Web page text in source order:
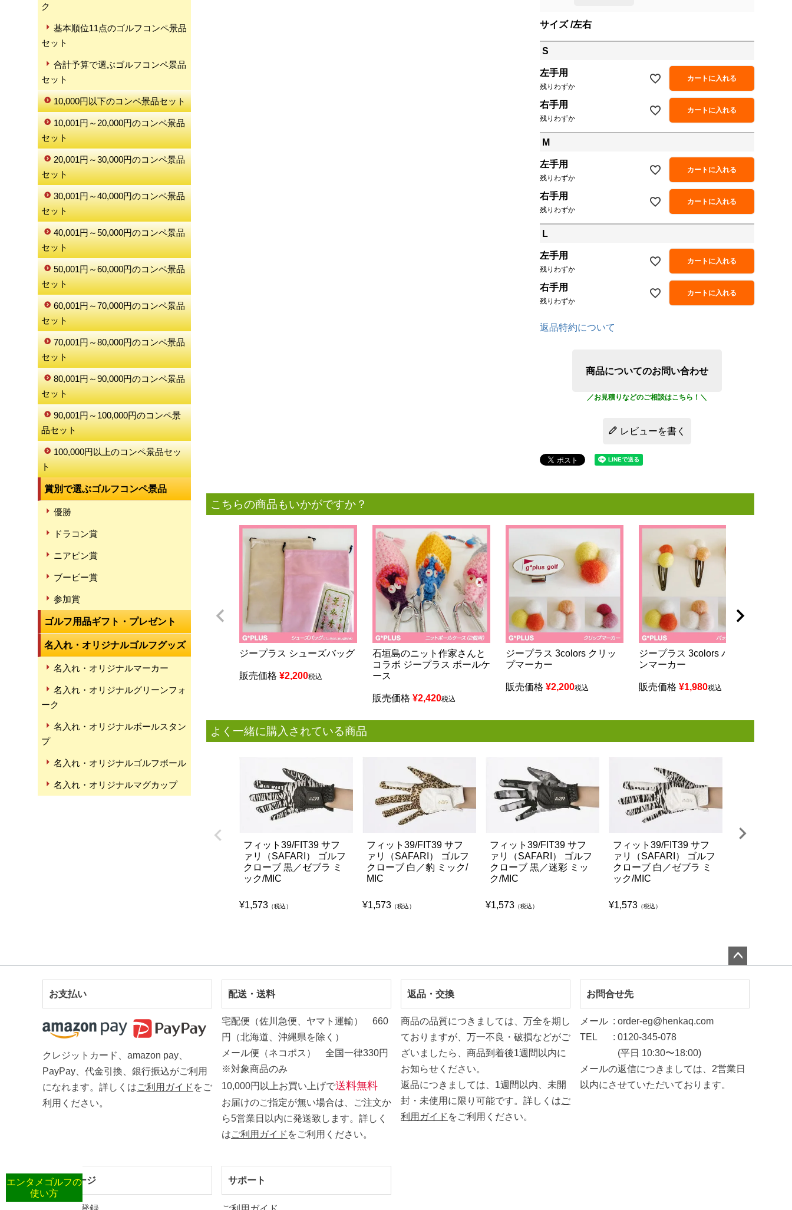
ク
基本順位11点のゴルフコンペ景品
セット
合計予算で選ぶゴルフコンペ景品
セット
10,000円以下のコンペ景品セット
10,001円～20,000円のコンペ景品
セット
20,001円～30,000円のコンペ景品
セット
30,001円～40,000円のコンペ景品
セット
40,001円～50,000円のコンペ景品
セット
50,001円～60,000円のコンペ景品
セット
60,001円～70,000円のコンペ景品
セット
70,001円～80,000円のコンペ景品
セット
80,001円～90,000円のコンペ景品
セット
90,001円～100,000円のコンペ景
品セット
100,000円以上のコンペ景品セッ
ト
賞別で選ぶゴルフコンペ景品
優勝
ドラコン賞
ニアピン賞
ブービー賞
参加賞
ゴルフ用品ギフト・プレゼント
名入れ・オリジナルゴルフグッズ
名入れ・オリジナルマーカー
名入れ・オリジナルグリーンフォ
ーク
名入れ・オリジナルボールスタン
プ
名入れ・オリジナルゴルフボール
名入れ・オリジナルマグカップ
サイズ 左右
S
左手用
残りわずか
カートに入れる
右手用
残りわずか
カートに入れる
M
左手用
残りわずか
カートに入れる
右手用
残りわずか
カートに入れる
L
左手用
残りわずか
カートに入れる
右手用
残りわずか
カートに入れる
返品特約について
商品についてのお問い合わせ
レビューを書く
こちらの商品もいかがですか？
ジープラス シューズバッグ
販売価格 ¥2,200税込
石垣島のニット作家さんと
コラボ ジープラス ボールケ
ース
販売価格 ¥2,420税込
ジープラス 3colors クリッ
プマーカー
販売価格 ¥2,200税込
ジープラス 3colors パッチ
ンマーカー
販売価格 ¥1,980税込
よく一緒に購入されている商品
フィット39/FIT39 サフ
ァリ（SAFARI） ゴルフ
クローブ 黒／ゼブラ ミ
ック/MIC
¥1,573 （税込）
フィット39/FIT39 サフ
ァリ（SAFARI） ゴルフ
クローブ 白／豹 ミック/
MIC
¥1,573 （税込）
フィット39/FIT39 サフ
ァリ（SAFARI） ゴルフ
クローブ 黒／迷彩 ミッ
ク/MIC
¥1,573 （税込）
フィット39/FIT39 サフ
ァリ（SAFARI） ゴルフ
クローブ 白／ゼブラ ミ
ック/MIC
¥1,573 （税込）
ップ
お支払い
クレジットカード、amazon pay、
PayPay、代金引換、銀行振込がご利用
になれます。詳しくはご利用ガイド をご
利用ください。
配送・送料
宅配便（佐川急便、ヤマト運輸） 660
円（北海道、沖縄県を除く）
メール便（ネコポス） 全国一律330円
※対象商品のみ
10,000円以上お買い上げで送料無料
お届けのご指定が無い場合は、ご注文か
ら5営業日以内に発送致します。詳しく
はご利用ガイド をご利用ください。
返品・交換
商品の品質につきましては、万全を期し
ておりますが、万一不良・破損などがご
ざいましたら、商品到着後1週間以内に
お知らせください。
返品につきましては、1週間以内、未開
封・未使用に限り可能です。詳しくはご
利用ガイド をご利用ください。
お問合せ先
メール
order-eg@henkaq.com
TEL
0120-345-078
(平日 10:30〜18:00)
メールの返信につきましては、2営業日
以内にさせていただいております。
マイページ サポート
エンタメゴルフの
使い方